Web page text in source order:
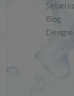
13.02.2026
Setari
Blog